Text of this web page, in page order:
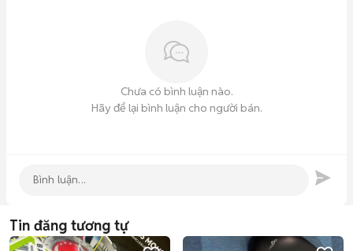
Chưa có bình luận nào.
Hãy để lại bình luận cho người bán.
Tin đăng tương tự